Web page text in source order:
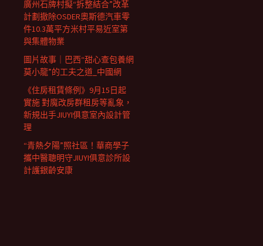
廣州石牌村擬“拆整結合”改革
計劃撤除OSDER奧斯德汽車零
件10.3萬平方米村平易近室第
與集體物業
圖片故事｜巴西“甜心查包養網
莫小龍”的工夫之道_中國網
《住房租賃條例》9月15日起
實施 對魔改房群租房等亂象，
新規出手JIUYI俱意室內設計管
理
“青熱夕陽”照社區！華商學子
攜中醫聰明守JIUYI俱意診所設
計護銀齡安康